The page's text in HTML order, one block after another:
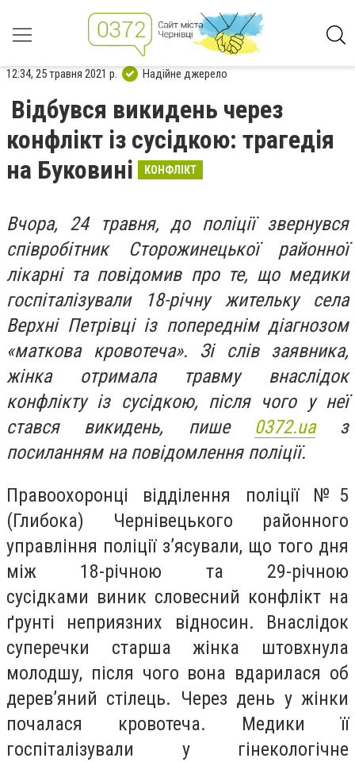
12:34, 25 травня 2021 р. Надійне джерело
Відбувся викидень через
конфлікт із сусідкою: трагедія
на Буковині
КОНФЛІКТ
Вчора, 24 травня, до поліції звернувся
співробітник Сторожинецької районної
лікарні та повідомив про те, що медики
госпіталізували 18-річну жительку села
Верхні Петрівці із попереднім діагнозом
«маткова кровотеча». Зі слів заявника,
жінка отримала травму внаслідок
конфлікту із сусідкою, після чого у неї
стався викидень, пише 0372.uaз
посиланням на повідомлення поліції.
Правоохоронці відділення поліції №5
(Глибока) Чернівецького районного
управління поліції з’ясували, що того дня
між 18-річною та 29-річною
сусідками виник словесний конфлікт на
ґрунті неприязних відносин. Внаслідок
суперечки старша жінка штовхнула
молодшу, після чого вона вдарилася об
дерев’яний стілець. Через день у жінки
почалася кровотеча. Медики її
госпіталізували у гінекологічне